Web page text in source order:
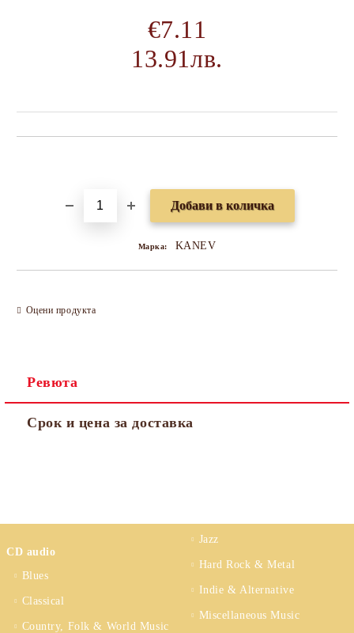
€7.11
13.91лв.
Марка: KANEV
Оцени продукта
Ревюта
Срок и цена за доставка
CD audio
Blues
Classical
Country, Folk & World Music
Jazz
Hard Rock & Metal
Indie & Alternative
Miscellaneous Music